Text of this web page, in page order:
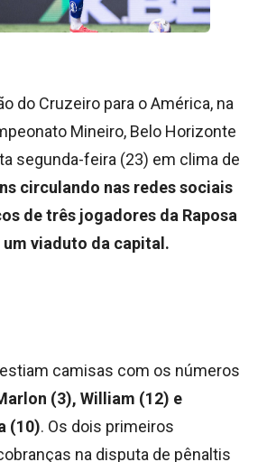
do Cruzeiro para o América, na
Mineiro, Belo Horizonte
segunda-feira (23) em clima de
circulando nas redes sociais
de três jogadores da Raposa
viaduto da capital.
camisas com os números
(3), William (12) e
(10). Os dois primeiros
na disputa de pênaltis